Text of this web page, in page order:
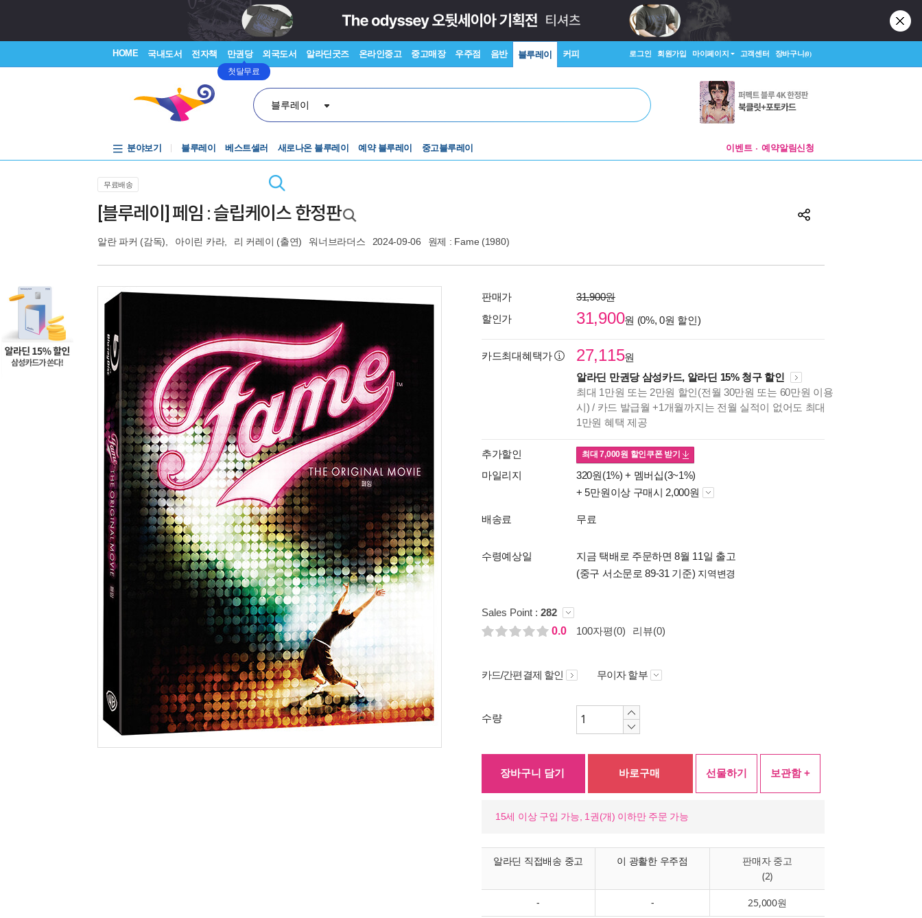
HOME 국내도서 전자책 만권당
첫달무료
외국도서 알라딘굿즈 온라인중고 중고매장 우주점 음반 블루레이 커피 로그인 회원가입 마이페이지 고객센터 장바구니(0)
블루레이
분야보기 블루레이 베스트셀러 새로나온 블루레이 예약 블루레이 중고블루레이 이벤트 예약알림신청
무료배송
[블루레이] 페임 : 슬립케이스 한정판
알란 파커 (감독), 아이린 카라, 리 커레이 (출연) 워너브라더스 2024-09-06 원제 : Fame (1980)
판매가
31,900원
할인가
31,900원 (0%, 0원 할인)
카드최대혜택가 27,115원
알라딘 만권당 삼성카드, 알라딘 15% 청구 할인
최대 1만원 또는 2만원 할인(전월 30만원 또는 60만원 이용
시) / 카드 발급월 +1개월까지는 전월 실적이 없어도 최대
1만원 혜택 제공
추가할인 최대7,000원 할인쿠폰 받기
마일리지 320원(1%) + 멤버십(3~1%)
+ 5만원이상 구매시 2,000원
배송료 무료
수령예상일
지금 택배로 주문하면 8월 11일 출고
(중구 서소문로 89-31 기준) 지역변경
Sales Point : 282
0.0
100자평(0) 리뷰(0)
카드/간편결제 할인 무이자 할부
수량
장바구니 담기 바로구매 선물하기 보관함 +
15세 이상 구입 가능, 1권(개) 이하만 주문 가능
알라딘 직접배송 중고 이 광활한 우주점
판매자 중고
(2)
- - 25,000원